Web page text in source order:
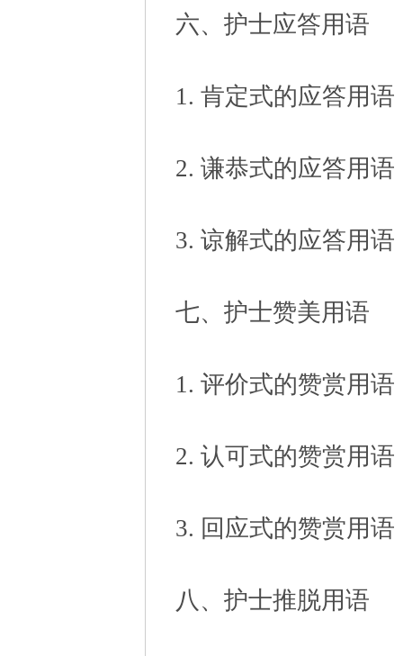
六、护士应答用语
1. 肯定式的应答用语
2. 谦恭式的应答用语
3. 谅解式的应答用语
七、护士赞美用语
1. 评价式的赞赏用语
2. 认可式的赞赏用语
3. 回应式的赞赏用语
八、护士推脱用语